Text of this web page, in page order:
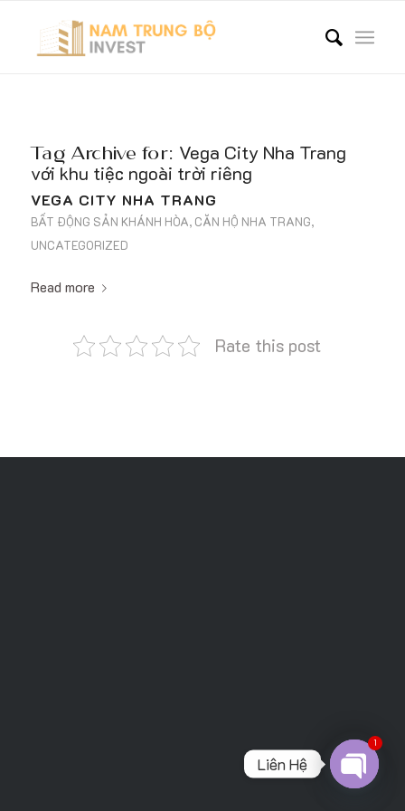
Tag Archive for: Vega City Nha Trang
với khu tiệc ngoài trời riêng
VEGA CITY NHA TRANG
BẤT ĐỘNG SẢN KHÁNH HÒA, CĂN HỘ NHA TRANG,
UNCATEGORIZED
Read more
Rate this post
Liên Hệ
1